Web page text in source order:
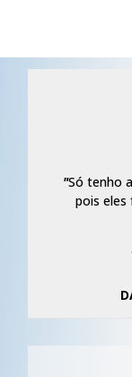
"Só tenho
pois eles